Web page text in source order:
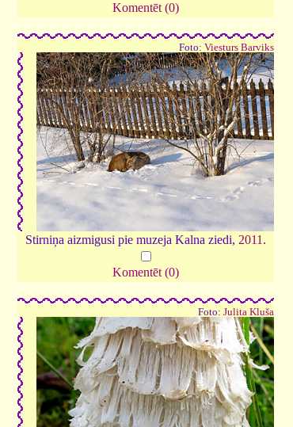
Komentēt (0)
Foto: Viesturs Barviks
Stirniņa aizmigusi pie muzeja Kalna ziedi, 2011 .
Komentēt (0)
Foto: Julita Kluša